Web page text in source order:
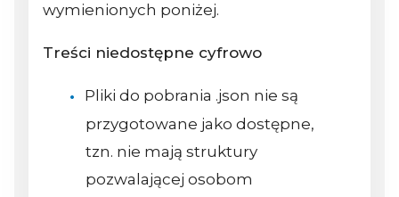
wymienionych poniżej.
Treści niedostępne cyfrowo
Pliki do pobrania .json nie są
przygotowane jako dostępne,
tzn. nie mają struktury
pozwalającej osobom